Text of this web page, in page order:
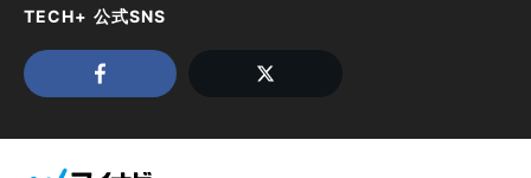
TECH+ 公式SNS